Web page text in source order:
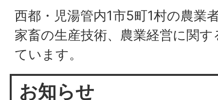
西都・児湯管内1市5町1村の農業
家畜の生産技術、農業経営に関
ています。
お知らせ